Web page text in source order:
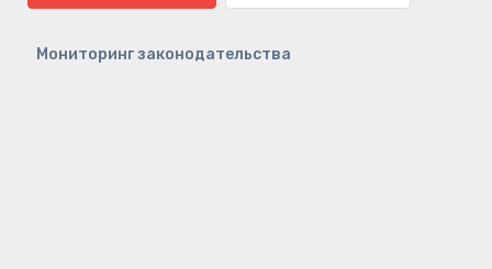
Мониторинг законодательства